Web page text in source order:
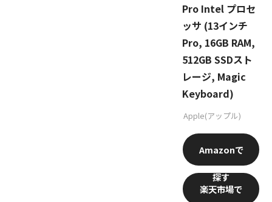
Pro Intel プロセ
ッサ (13インチ
Pro, 16GB RAM,
512GB SSDスト
レージ, Magic
Keyboard)
Apple(アップル)
楽天市場
Amazon